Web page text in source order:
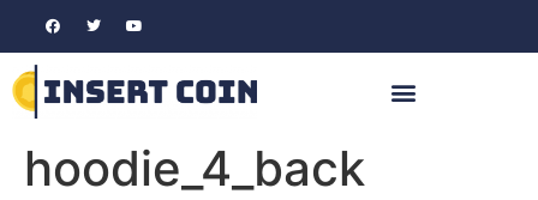
hoodie_4_back